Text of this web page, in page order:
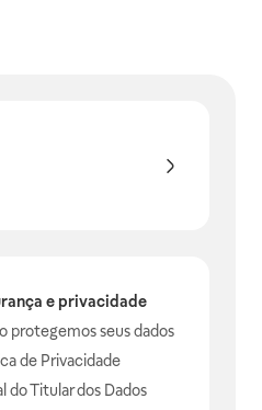
e privacidade
protegemos seus dados
de Privacidade
do Titular dos Dados